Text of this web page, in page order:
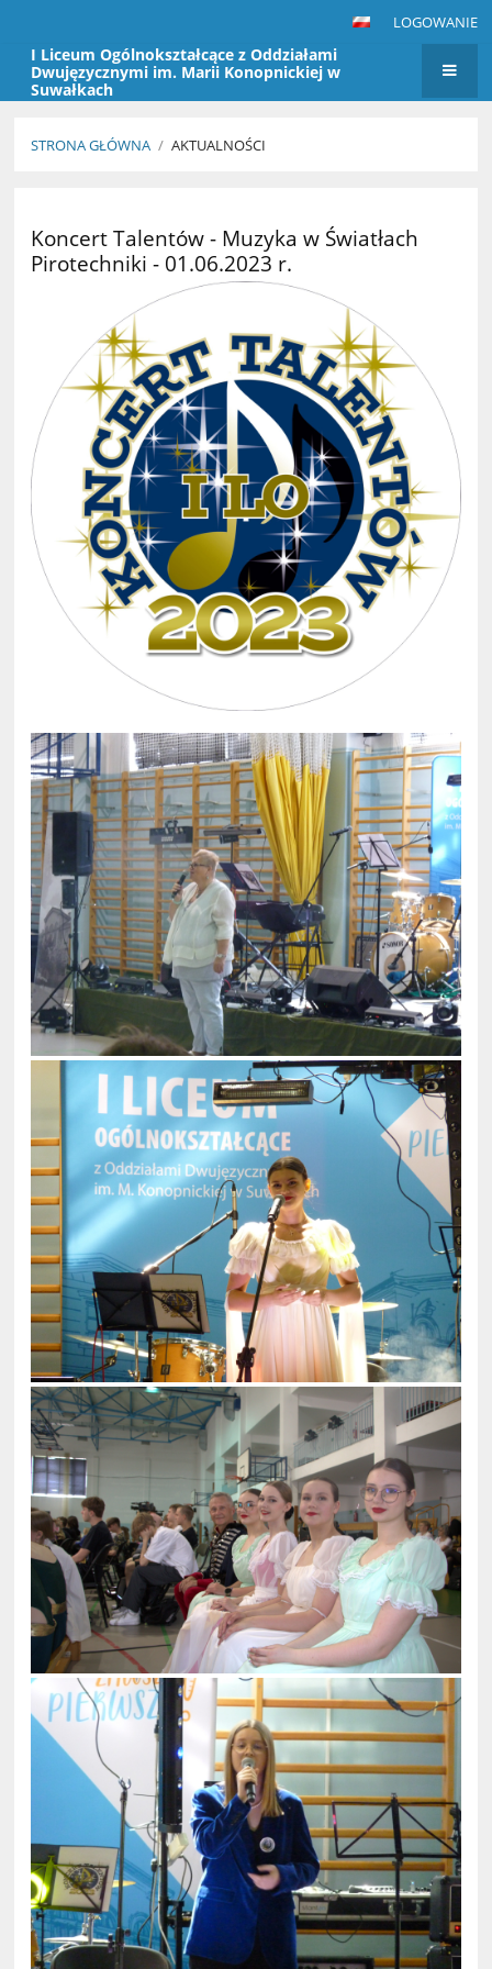
LOGOWANIE
I Liceum Ogólnokształcące z Oddziałami
Dwujęzycznymi im. Marii Konopnickiej w
Suwałkach
STRONA GŁÓWNA / AKTUALNOŚCI
Koncert Talentów - Muzyka w Światłach
Pirotechniki - 01.06.2023 r.